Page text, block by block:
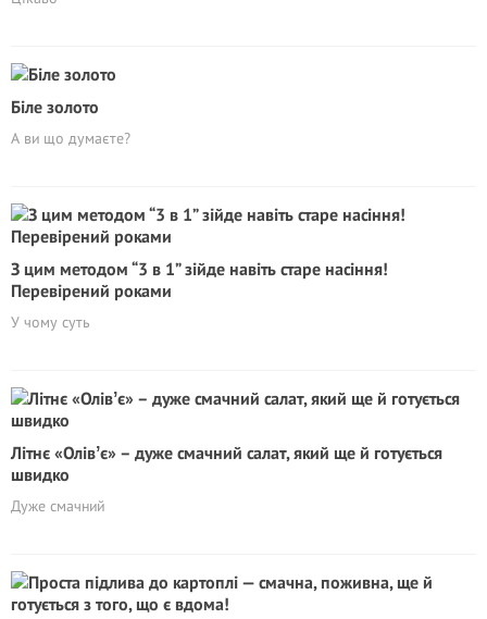
Біле золото
А ви що думаєте?
З цим методом “3 в 1” зійде навіть старе насіння!
Перевірений роками
У чому суть
Літнє «Олівʼє» – дуже смачний салат, який ще й готується
швидко
Дуже смачний